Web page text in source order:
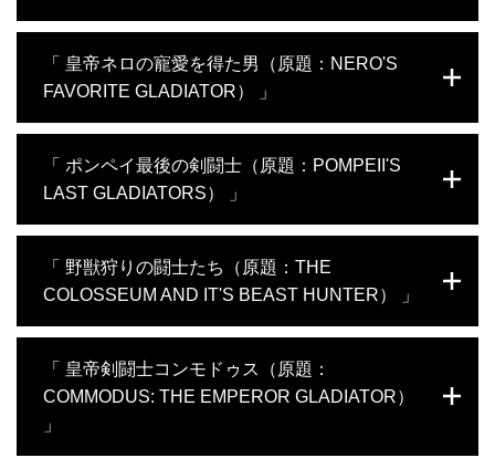
パルタクス。強要される危険な戦いと養成所での過酷な生活に抵
抗し、仲間の剣闘士と脱走を図る。その後ローマに不満を抱く奴
和政ローマに変革をもたらし、スパルタクスは抵抗運動のシンボ
ル、自由の象徴として現代に語り継がれることとなった。
「 皇帝ネロの寵愛を得た男（原題：NERO'S
FAVORITE GLADIATOR） 」
クルスは、残酷な闘技場で名声を得て一躍スターとなる。スピク
ルスは皇帝から富と特権を与えられ、栄光のために戦い続ける。
ると、ネロはスピクルスに自害を命じるが、彼は姿を消す。最期
は謎に包まれ、伝説だけが語り継がれていく。
「 ポンペイ最後の剣闘士（原題：POMPEII'S
LAST GLADIATORS） 」
済のため剣闘士になる。当時のポンペイはローマによる支配を象
徴する闘技場が建設されて間もなかった。マルクスは新人ながら
マルクスの消息は不明だが、現代に入って彼の活躍の様子がポン
ペイの遺跡で見つかり足跡が知られるようになった。
「 野獣狩りの闘士たち（原題：THE
COLOSSEUM AND IT'S BEAST HUNTER） 」
で祝った。剣闘士競技や野獣狩りが行われ、その中心にいたのが
アフリカ出身の闘獣士カルポフォルスだった。しかし歓声の裏
で、帝国の生態系は破壊され、人間と動物は血の見世物のために
「 皇帝剣闘士コンモドゥス（原題：
COMMODUS: THE EMPEROR GLADIATOR）
」